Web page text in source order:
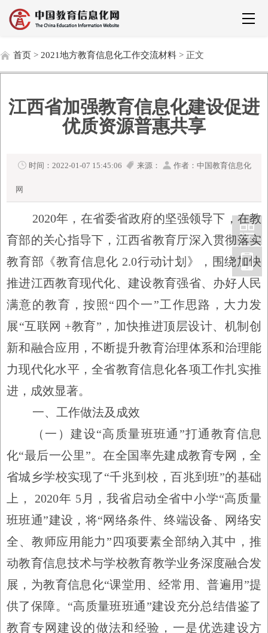
首页 > 2021地方教育信息化工作交流材料 > 正文
江西省加强教育信息化建设促进
优质资源普惠共享
时间：2022-01-07 15:45:06 来源： 作者：中国教育信息化
网
2020年，在省委省政府的坚强领导下，在教
育部的关心指导下，江西省教育厅深入贯彻落实
教育部《教育信息化 2.0行动计划》，围绕加快
推进江西教育现代化、建设教育强省、办好人民
满意的教育，按照“ 四个一”工作思路，大力发
展“互联网 +教育” ，加快推进顶层设计、机制创
新和融合应用，不断提升教育治理体系和治理能
力现代化水平，全省教育信息化各项工作扎实推
进，成效显著。
一、工作做法及成效
（一）建设“高质量班班通 ”打通教育信息
化“最后一公里”。在全国率先建成教育专网，全
省城乡学校实现了“千兆到校，百兆到班”的基础
上，
2020年 5月，我省启动全省中小学“高质量
班班通”建设，将“网络条件、终端设备、网络安
全、教师应用能力 ” 四项要素全部纳入其中，推
动教育信息技术与学校教育教学业务深度融合发
展，为教育信息化“课堂用、经常用、普遍用 ”提
供了保障。 “高质量班班通”建设充分总结借鉴了
教育专网建设的做法和经验，一是优选建设方